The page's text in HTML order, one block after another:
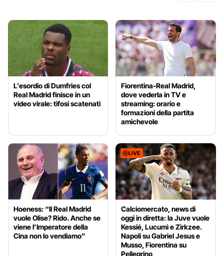
L’esordio di Dumfries col
Real Madrid finisce in un
video virale: tifosi scatenati
Fiorentina-Real Madrid,
dove vederla in TV e
streaming: orario e
formazioni della partita
amichevole
Hoeness: “Il Real Madrid
vuole Olise? Rido. Anche se
viene l’Imperatore della
Cina non lo vendiamo”
LIVE
Calciomercato, news di
oggi in diretta: la Juve vuole
Kessié, Lucumì e Zirkzee.
Napoli su Gabriel Jesus e
Musso, Fiorentina su
Pellegrino